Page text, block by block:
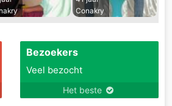
Conakry
Bezoekers
Veel bezocht
Het beste